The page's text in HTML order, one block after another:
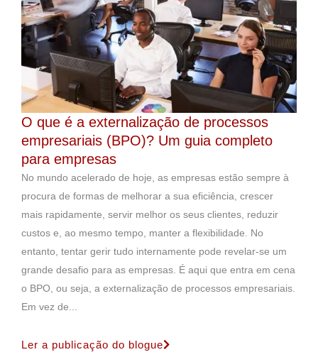
O que é a externalização de processos
empresariais (BPO)? Um guia completo
para empresas
No mundo acelerado de hoje, as empresas estão sempre à
procura de formas de melhorar a sua eficiência, crescer
mais rapidamente, servir melhor os seus clientes, reduzir
custos e, ao mesmo tempo, manter a flexibilidade. No
entanto, tentar gerir tudo internamente pode revelar-se um
grande desafio para as empresas. É aqui que entra em cena
o BPO, ou seja, a externalização de processos empresariais.
Em vez de...
Ler a publicação do blogue